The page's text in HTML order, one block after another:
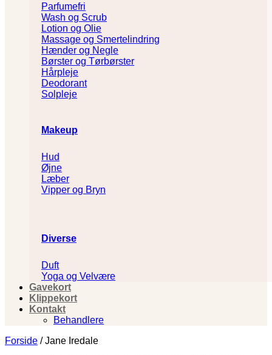
Parfumefri
Wash og Scrub
Lotion og Olie
Massage og Smertelindring
Hænder og Negle
Børster og Tørbørster
Hårpleje
Deodorant
Solpleje
Makeup
Hud
Øjne
Læber
Vipper og Bryn
Diverse
Duft
Yoga og Velvære
Gavekort
Klippekort
Kontakt
Behandlere
Forside /Jane Iredale